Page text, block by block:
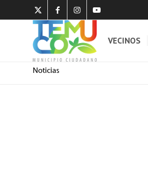
VECINOS
Noticias